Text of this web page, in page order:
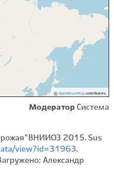
© OpenStreetMapcontributors.
Модератор Система
ВНИИОЗ 2015. Sus
view?id=31963.
Александр